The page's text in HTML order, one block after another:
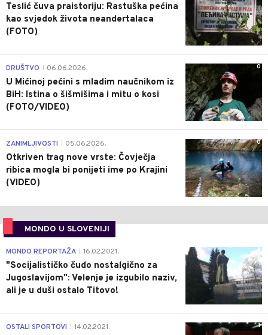
Teslić čuva praistoriju: Rastuška pećina
kao svjedok života neandertalaca
(FOTO)
0
DRUŠTVO 06.06.2026.
U Mićinoj pećini s mladim naučnikom iz
BiH: Istina o šišmišima i mitu o kosi
(FOTO/VIDEO)
0
ZANIMLJIVOSTI 05.06.2026.
Otkriven trag nove vrste: Čovječja
ribica mogla bi ponijeti ime po Krajini
(VIDEO)
MONDO U SLOVENIJI
4
MONDO REPORTAŽA 16.02.2021.
"Socijalističko čudo nostalgično za
Jugoslavijom": Velenje je izgubilo naziv,
ali je u duši ostalo Titovo!
1
OSTALI SPORTOVI 14.02.2021.